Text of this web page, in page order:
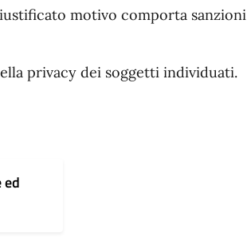
motivo comporta sanzioni
privacy dei soggetti individuati.
ed